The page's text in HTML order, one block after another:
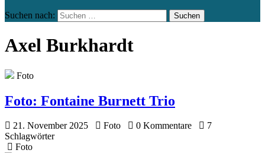
Suchen nach:
Axel Burkhardt
Foto
Foto: Fontaine Burnett Trio
21. November 2025 Foto 0 Kommentare
7
Schlagwörter
Foto